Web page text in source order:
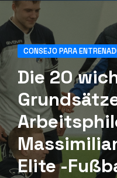
CONSEJO PARA
Die 20
Elite -